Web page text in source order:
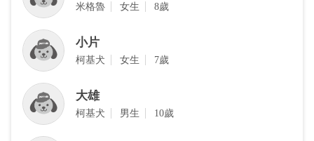
米格魯 女生 8歲
小片
柯基犬 女生 7歲
大雄
柯基犬 男生 10歲